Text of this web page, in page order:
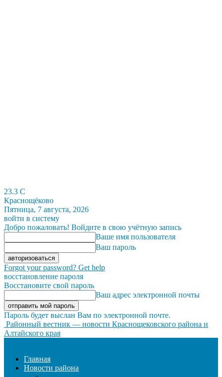
23.3 C
Краснощёково
Пятница, 7 августа, 2026
войти в систему
Добро пожаловать! Войдите в свою учётную запись
Ваше имя пользователя
Ваш пароль
Forgot your password? Get help
восстановление пароля
Восстановите свой пароль
Ваш адрес электронной почты
Пароль будет выслан Вам по электронной почте.
Районный вестник — новости Краснощековского района и
Алтайского края
Главная
Новости района